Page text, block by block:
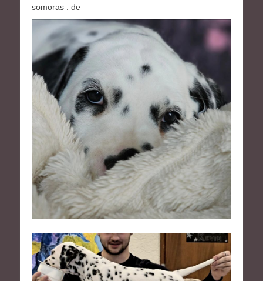
somoras . de